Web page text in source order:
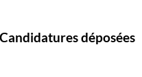
Candidatures déposées